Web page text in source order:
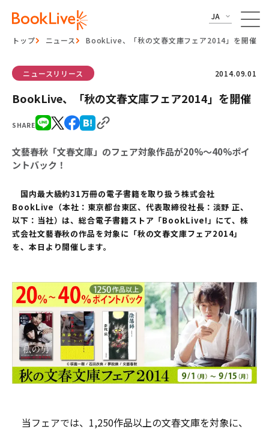
JA
トップ ニュース BookLive、「秋の文春文庫フェア2014」を開催
SHARE
ニュースリリース 2014.09.01
BookLive、「秋の文春文庫フェア2014」を開催
文藝春秋「文春文庫」のフェア対象作品が20%～40%ポイ
ントバック！
国内最大級約31万冊の電子書籍を取り扱う株式会社
BookLive（本社：東京都台東区、代表取締役社長：淡野 正、
以下：当社）は、総合電子書籍ストア「BookLive!」にて、株
式会社文藝春秋の作品を対象に「秋の文春文庫フェア2014」
を、本日より開催します。
当フェアでは、1,250作品以上の文春文庫を対象に、